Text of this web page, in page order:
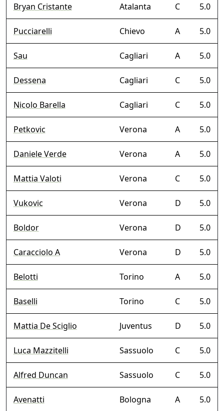
Bryan Cristante Atalanta C 5.0
Pucciarelli Chievo A 5.0
Sau Cagliari A 5.0
Dessena Cagliari C 5.0
Nicolo Barella Cagliari C 5.0
Petkovic Verona A 5.0
Daniele Verde Verona A 5.0
Mattia Valoti Verona C 5.0
Vukovic Verona D 5.0
Boldor Verona D 5.0
Caracciolo A Verona D 5.0
Belotti Torino A 5.0
Baselli Torino C 5.0
Mattia De Sciglio Juventus D 5.0
Luca Mazzitelli Sassuolo C 5.0
Alfred Duncan Sassuolo C 5.0
Avenatti Bologna A 5.0